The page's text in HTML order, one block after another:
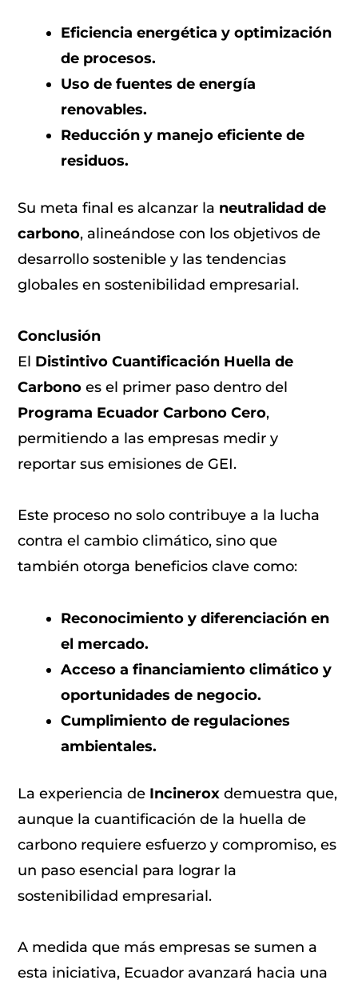
Eficiencia energética y optimización
de procesos.
Uso de fuentes de energía
renovables.
Reducción y manejo eficiente de
residuos.
Su meta final es alcanzar la neutralidad de
carbono, alineándose con los objetivos de
desarrollo sostenible y las tendencias
globales en sostenibilidad empresarial.
Conclusión
El Distintivo Cuantificación Huella de
Carbono es el primer paso dentro del
Programa Ecuador Carbono Cero,
permitiendo a las empresas medir y
reportar sus emisiones de GEI.
Este proceso no solo contribuye a la lucha
contra el cambio climático, sino que
también otorga beneficios clave como:
Reconocimiento y diferenciación en
el mercado.
Acceso a financiamiento climático y
oportunidades de negocio.
Cumplimiento de regulaciones
ambientales.
La experiencia de Incinerox demuestra que,
aunque la cuantificación de la huella de
carbono requiere esfuerzo y compromiso, es
un paso esencial para lograr la
sostenibilidad empresarial.
A medida que más empresas se sumen a
esta iniciativa, Ecuador avanzará hacia una